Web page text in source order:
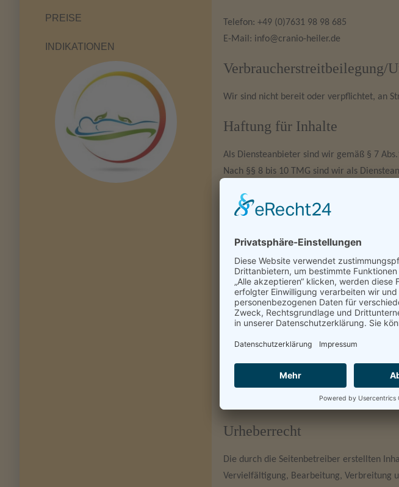
PREISE
INDIKATIONEN
Telefon: +49 (0)7631 98 98 685
E-Mail: info@cranio-heiler.de
Verbraucher­streit­beilegung/
Wir sind nicht bereit oder verpflichtet, an
Haftung für Inhalte
Als Diensteanbieter sind wir gemäß § 7
Nach §§ 8 bis 10 TMG sind wir als
Verpflichtungen zur Entfernung oder
Eine diesbezügliche Haftung ist jedoch
von entsprechenden Rechtsverletzungen
Haftung für Links
Unser Angebot enthält Links zu externen
fremden Inhalte auch keine Gewähr
Seiten verantwortlich. Die verlinkten
Eine permanente inhaltliche Kontrolle der
Bei Bekanntwerden von
Urheberrecht
Die durch die Seitenbetreiber erstellten
Vervielfältigung, Bearbeitung, Verbreitung